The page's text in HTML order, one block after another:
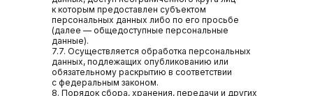
к которым предоставлен субъектом
персональных данных либо по его просьбе
(далее — общедоступные персональные
данные).
7.7. Осуществляется обработка персональных
данных, подлежащих опубликованию или
обязательному раскрытию в соответствии
с федеральным законом.
8. Порядок сбора, хранения, передачи и других